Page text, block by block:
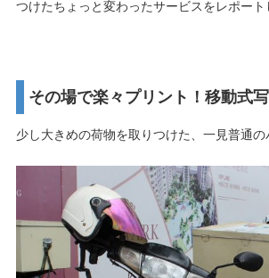
つけたちょっと変わったサービスをレポート
その場で楽々プリント！移動式
少し大きめの荷物を取りつけた、一見普通の